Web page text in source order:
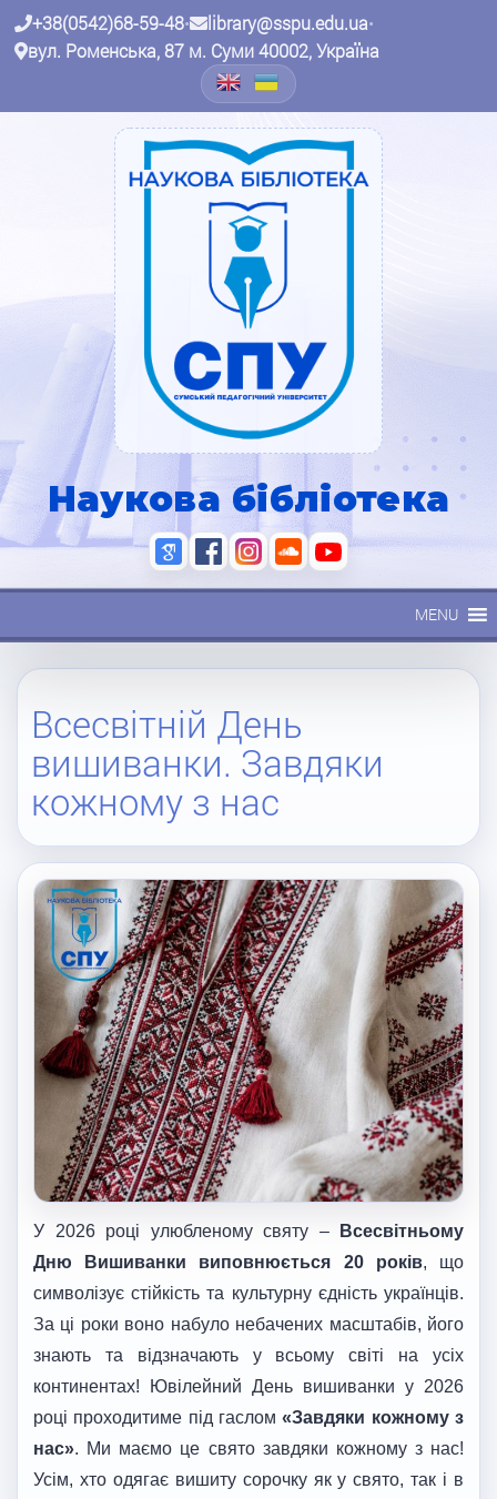
+38(0542)68-59-48• library@sspu.edu.ua•
вул. Роменська, 87 м. Суми 40002, Україна
Наукова бібліотека
MENU
Всесвітній День
вишиванки. Завдяки
кожному з нас
У 2026 році улюбленому святу –
Всесвітньому
Дню Вишиванки виповнюється 20 років, що
символізує стійкість та культурну єдність українців.
За ці роки воно набуло небачених масштабів, його
знають та відзначають у всьому світі на усіх
континентах! Ювілейний День вишиванки у 2026
році проходитиме під гаслом«Завдяки кожному з
нас». Ми маємо це свято завдяки кожному з нас!
Усім, хто одягає вишиту сорочку як у свято, так і в